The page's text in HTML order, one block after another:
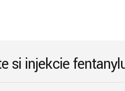
product
page
si injekcie